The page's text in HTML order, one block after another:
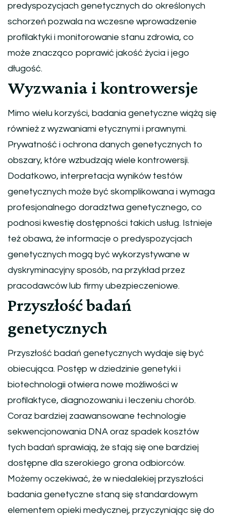
predyspozycjach genetycznych do określonych
schorzeń pozwala na wczesne wprowadzenie
profilaktyki i monitorowanie stanu zdrowia, co
może znacząco poprawić jakość życia i jego
długość.
Wyzwania i kontrowersje
Mimo wielu korzyści, badania genetyczne wiążą się
również z wyzwaniami etycznymi i prawnymi.
Prywatność i ochrona danych genetycznych to
obszary, które wzbudzają wiele kontrowersji.
Dodatkowo, interpretacja wyników testów
genetycznych może być skomplikowana i wymaga
profesjonalnego doradztwa genetycznego, co
podnosi kwestię dostępności takich usług. Istnieje
też obawa, że informacje o predyspozycjach
genetycznych mogą być wykorzystywane w
dyskryminacyjny sposób, na przykład przez
pracodawców lub firmy ubezpieczeniowe.
Przyszłość badań
genetycznych
Przyszłość badań genetycznych wydaje się być
obiecująca. Postęp w dziedzinie genetyki i
biotechnologii otwiera nowe możliwości w
profilaktyce, diagnozowaniu i leczeniu chorób.
Coraz bardziej zaawansowane technologie
sekwencjonowania DNA oraz spadek kosztów
tych badań sprawiają, że stają się one bardziej
dostępne dla szerokiego grona odbiorców.
Możemy oczekiwać, że w niedalekiej przyszłości
badania genetyczne staną się standardowym
elementem opieki medycznej, przyczyniając się do